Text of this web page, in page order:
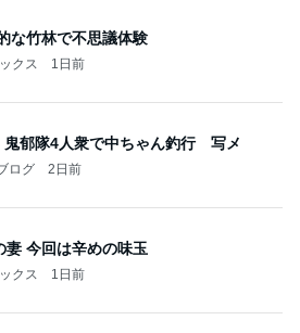
な竹林で不思議体験
クス 1日前
20260803 鬼郁隊4人衆で中ちゃん釣行 写メ
ログ 2日前
妻 今回は辛めの味玉
クス 1日前